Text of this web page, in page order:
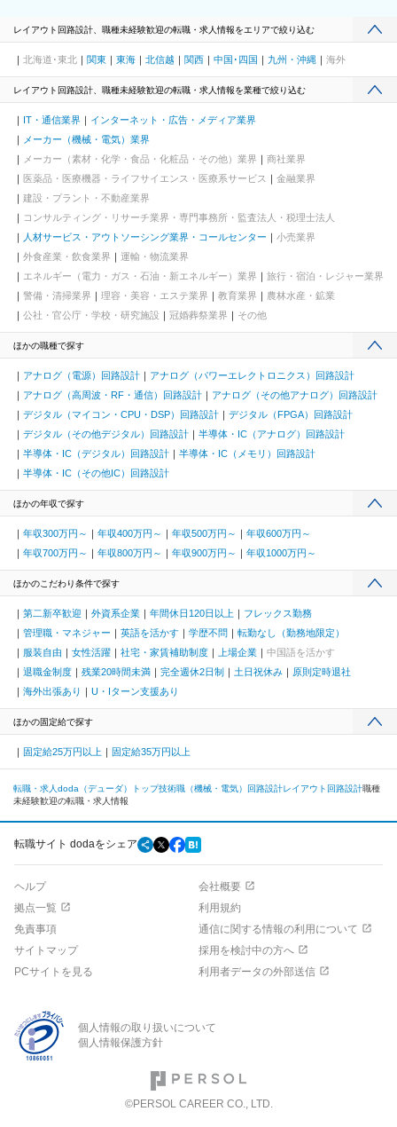
レイアウト回路設計、職種未経験歓迎の転職・求人情報をエリアで絞り込む
北海道･東北 関東 東海 北信越 関西 中国･四国 九州・沖縄 海外
レイアウト回路設計、職種未経験歓迎の転職・求人情報を業種で絞り込む
IT・通信業界
インターネット・広告・メディア業界
メーカー（機械・電気）業界
メーカー（素材・化学・食品・化粧品・その他）業界
商社業界
医薬品・医療機器・ライフサイエンス・医療系サービス
金融業界
建設・プラント・不動産業界
コンサルティング・リサーチ業界・専門事務所・監査法人・税理士法人
人材サービス・アウトソーシング業界・コールセンター
小売業界
外食産業・飲食業界
運輸・物流業界
エネルギー（電力・ガス・石油・新エネルギー）業界
旅行・宿泊・レジャー業界
警備・清掃業界
理容・美容・エステ業界 教育業界
農林水産・鉱業
公社・官公庁・学校・研究施設
冠婚葬祭業界 その他
ほかの職種で探す
アナログ（電源）回路設計
アナログ（パワーエレクトロニクス）回路設計
アナログ（高周波・RF・通信）回路設計
アナログ（その他アナログ）回路設計
デジタル（マイコン・CPU・DSP）回路設計
デジタル（FPGA）回路設計
デジタル（その他デジタル）回路設計
半導体・IC（アナログ）回路設計
半導体・IC（デジタル）回路設計
半導体・IC（メモリ）回路設計
半導体・IC（その他IC）回路設計
ほかの年収で探す
年収300万円～ 年収400万円～ 年収500万円～
年収600万円～
年収700万円～
年収800万円～ 年収900万円～ 年収1000万円～
ほかのこだわり条件で探す
第二新卒歓迎 外資系企業 年間休日120日以上
フレックス勤務
管理職・マネジャー
英語を活かす 学歴不問
転勤なし（勤務地限定）
服装自由
女性活躍 社宅・家賃補助制度 上場企業
中国語を活かす
退職金制度
残業20時間未満 完全週休2日制 土日祝休み
原則定時退社
海外出張あり
U・Iターン支援あり
ほかの固定給で探す
固定給25万円以上 固定給35万円以上
転職・求人doda（デューダ）トップ技術職（機械・電気） 回路設計レイアウト回路設計職種
未経験歓迎の転職・求人情報
転職サイト dodaをシェア
ヘルプ
会社概要
拠点一覧
利用規約
免責事項
通信に関する情報の利用について
サイトマップ
採用を検討中の方へ
PCサイトを見る
利用者データの外部送信
個人情報の取り扱いについて
個人情報保護方針
©PERSOL CAREER CO., LTD.